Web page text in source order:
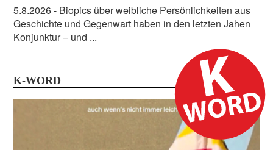
5.8.2026- Biopics über weibliche Persönlichkeiten aus
Geschichte und Gegenwart haben in den letzten Jahen
Konjunktur – und ...
K-WORD